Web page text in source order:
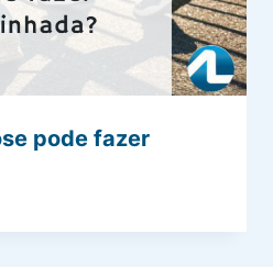
pode fazer